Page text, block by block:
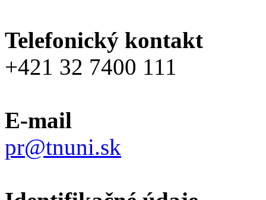
Telefonický kontakt
+421 32 7400 111
E-mail
pr@tnuni.sk